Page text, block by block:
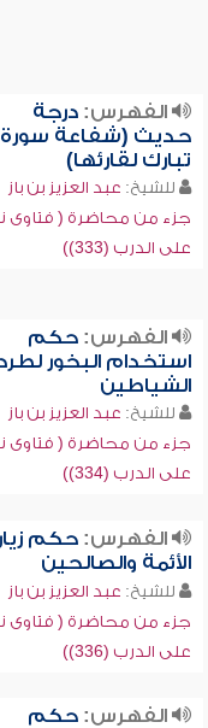
الفهرس:درجة
حديث (شفاعة سورة
تبارك لقارئها)
للشيخ: عبد العزيز بن باز
جزء من محاضرة ( فتاوى
على الدرب (333))
الفهرس:حكم
استخدام البخور
الشياطين
للشيخ: عبد العزيز بن باز
جزء من محاضرة ( فتاوى
على الدرب (334))
الفهرس:حكم
الأئمة والصالحين
للشيخ: عبد العزيز بن باز
جزء من محاضرة ( فتاوى
على الدرب (336))
الفهرس:حكم